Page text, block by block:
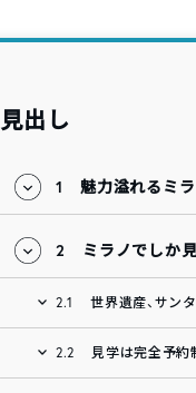
見出し
1 魅力溢れるミ
2 ミラノでしか
2.1 世界遺産、サン
2.2 見学は完全予約